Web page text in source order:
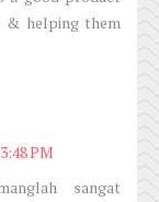
& helping them
PM
sangat